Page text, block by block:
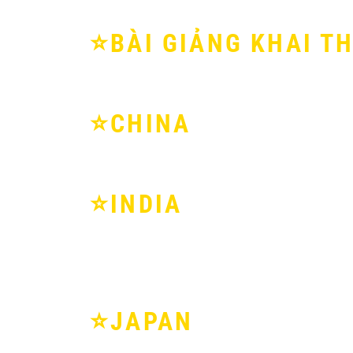
⭐️BÀI GIẢNG KHAI
⭐️CHINA
⭐️INDIA
⭐️JAPAN